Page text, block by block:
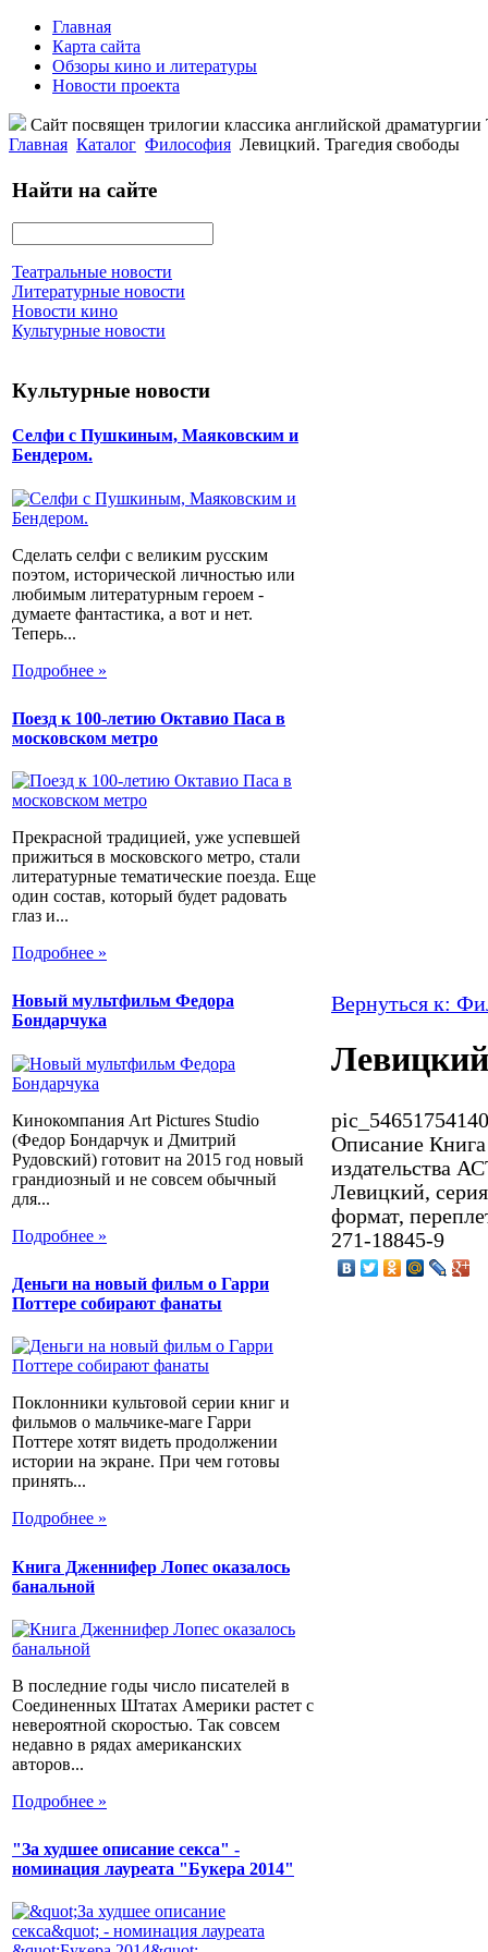
Главная
Карта сайта
Обзоры кино и литературы
Новости проекта
Сайт посвящен трилогии классика английской
Главная Каталог Философия Левицкий. Трагедия свободы
Найти на сайте
Театральные новости
Литературные новости
Новости кино
Культурные новости
Культурные новости
Селфи с Пушкиным, Маяковским и
Бендером.
Сделать селфи с великим русским
поэтом, исторической личностью или
любимым литературным героем -
думаете фантастика, а вот и нет.
Теперь...
Подробнее »
Поезд к 100-летию Октавио Паса в
московском метро
Прекрасной традицией, уже успевшей
прижиться в московского метро, стали
литературные тематические поезда. Еще
один состав, который будет радовать
глаз и...
Подробнее »
Новый мультфильм Федора
Бондарчука
Кинокомпания Art Pictures Studio
(Федор Бондарчук и Дмитрий
Рудовский) готовит на 2015 год новый
грандиозный и не совсем обычный
для...
Подробнее »
Деньги на новый фильм о Гарри
Поттере собирают фанаты
Поклонники культовой серии книг и
фильмов о мальчике-маге Гарри
Поттере хотят видеть продолжении
истории на экране. При чем готовы
принять...
Подробнее »
Книга Дженнифер Лопес оказалось
банальной
В последние годы число писателей в
Соединенных Штатах Америки растет с
невероятной скоростью. Так совсем
недавно в рядах американских
авторов...
Подробнее »
"За худшее описание секса" -
номинация лауреата "Букера 2014"
Вернуться к:
Описание
издательства
Левицкий,
формат,
271-18845-9